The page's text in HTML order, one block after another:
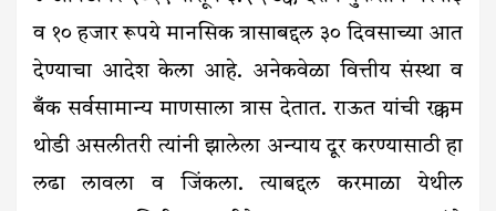
व १० हजार रूपये मानसिक त्रासाबद्दल ३० दिवसाच्या आत
देण्याचा आदेश केला आहे. अनेकवेळा वित्तीय संस्था व
बँक सर्वसामान्य माणसाला त्रास देतात. राऊत यांची रक्कम
थोडी असलीतरी त्यांनी झालेला अन्याय दूर करण्यासाठी हा
लढा लावला व जिंकला. त्याबद्दल करमाळा येथील